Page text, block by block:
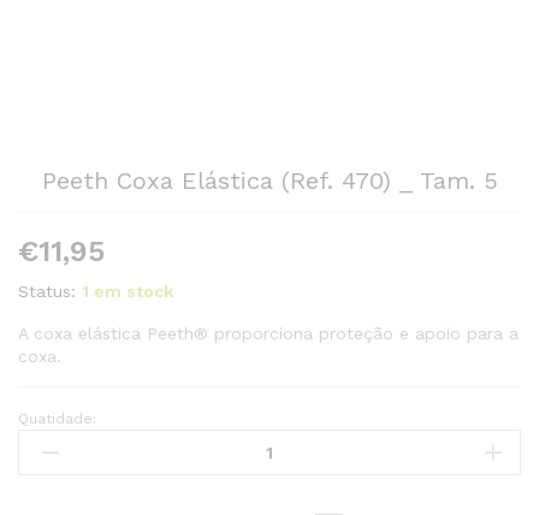
Peeth Coxa Elástica (Ref. 470) _ Tam. 5
€11,95
Status: 1 em stock
A coxa elástica Peeth® proporciona proteção e apoio para a
coxa.
Peeth
Coxa
Quatidade: